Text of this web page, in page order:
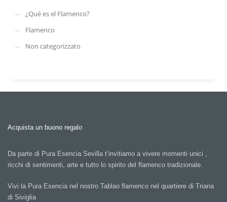
¿Qué es el Flamenco?
Flamenco
Non categorizzato
Acquista un buono regalo
Da parte di Pura Esencia Sevilla t’invitiamo a vivere momenti unici ,
ricchi di sentimenti, arte e tutto lo spirito del flamenco tradizionale.
Vivi la Pura Esencia nel nostro Tablao flamenco nel quartiere di Triana
di Siviglia